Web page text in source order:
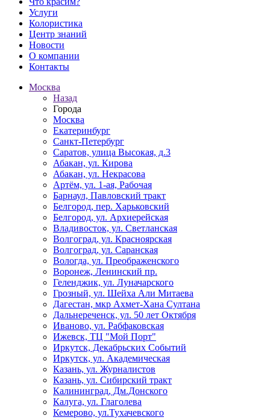
Услуги
Колористика
Центр знаний
Новости
О компании
Контакты
Москва
Назад
Города
Москва
Екатеринбург
Санкт-Петербург
Саратов, улица Высокая, д.3
Абакан, ул. Кирова
Абакан, ул. Некрасова
Артём, ул. 1-ая, Рабочая
Барнаул, Павловский тракт
Белгород, пер. Харьковский
Белгород, ул. Архиерейская
Владивосток, ул. Светланская
Волгоград, ул. Красноярская
Волгоград, ул. Саранская
Вологда, ул. Преображенского
Воронеж, Ленинский пр.
Геленджик, ул. Луначарского
Грозный, ул. Шейха Али Митаева
Дагестан, мкр Ахмет-Хана Султана
Дальнереченск, ул. 50 лет Октября
Иваново, ул. Рабфаковская
Ижевск, ТЦ "Мой Порт"
Иркутск, Декабрьских Событий
Иркутск, ул. Академическая
Казань, ул. Журналистов
Казань, ул. Сибирский тракт
Калининград, Дм.Донского
Калуга, ул. Глаголева
Кемерово, ул.Тухачевского